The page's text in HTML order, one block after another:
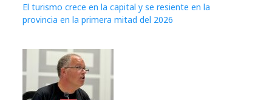
El turismo crece en la capital y se resiente en la
provincia en la primera mitad del 2026